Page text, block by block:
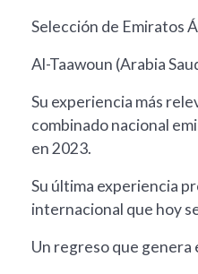
Selección de Emiratos
Al-Taawoun (Arabia
Su experiencia más
combinado nacional
en 2023.
Su última experiencia
internacional que hoy
Un regreso que genera